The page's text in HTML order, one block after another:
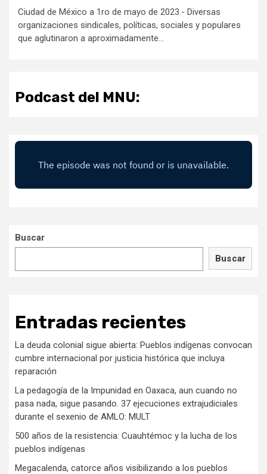
Ciudad de México a 1ro de mayo de 2023.- Diversas
organizaciones sindicales, políticas, sociales y populares
que aglutinaron a aproximadamente...
Podcast del MNU:
Buscar
Buscar
Entradas recientes
La deuda colonial sigue abierta: Pueblos indígenas convocan
cumbre internacional por justicia histórica que incluya
reparación
La pedagogía de la Impunidad en Oaxaca, aun cuando no
pasa nada, sigue pasando. 37 ejecuciones extrajudiciales
durante el sexenio de AMLO: MULT
500 años de la resistencia: Cuauhtémoc y la lucha de los
pueblos indígenas
Megacalenda, catorce años visibilizando a los pueblos